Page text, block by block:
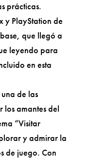
prácticas.
y PlayStation de
que llegó a
leyendo para
en esta
de las
los amantes del
“Visitar
y admirar la
de juego. Con